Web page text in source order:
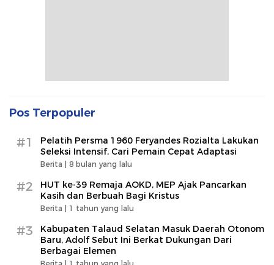
Pos Terpopuler
#1
Pelatih Persma 1960 Feryandes Rozialta Lakukan
Seleksi Intensif, Cari Pemain Cepat Adaptasi​
Berita | 8 bulan yang lalu
#2
HUT ke-39 Remaja AOKD, MEP Ajak Pancarkan
Kasih dan Berbuah Bagi Kristus
Berita | 1 tahun yang lalu
#3
Kabupaten Talaud Selatan Masuk Daerah Otonom
Baru, Adolf Sebut Ini Berkat Dukungan Dari
Berbagai Elemen